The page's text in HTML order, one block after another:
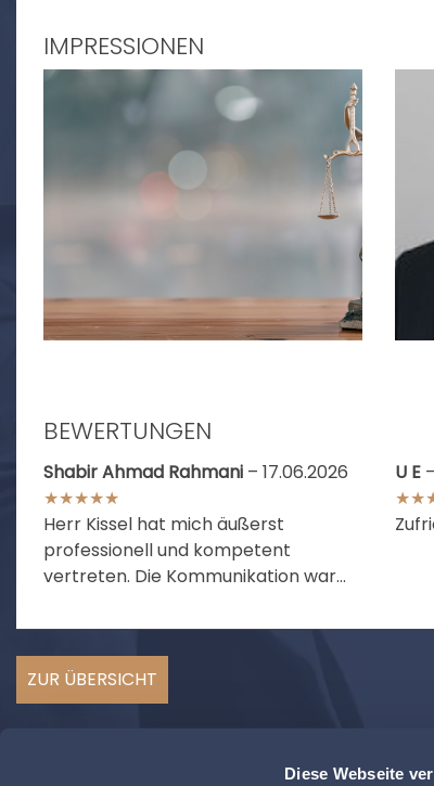
Diese Webseite
IMPRESSIONEN
BEWERTUNGEN
Shabir Ahmad Rahmani – 17.06.2026
★★★★★
Herr Kissel hat mich äußerst
professionell und kompetent
vertreten. Die Kommunikation war
Dank seines engagierten Einsatzes
wurde das Verfahren eingestellt und
ohne Gerichtsverhandlung
abgeschlossen. Ich kann Herrn Kissel
uneingeschränkt empfehlen und
U E–
ZUR ÜBERSICHT